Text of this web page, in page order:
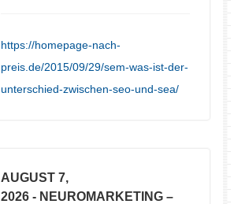
https://homepage-nach-
preis.de/2015/09/29/sem-was-ist-der-
unterschied-zwischen-seo-und-sea/
AUGUST 7,
2026 - NEUROMARKETING –